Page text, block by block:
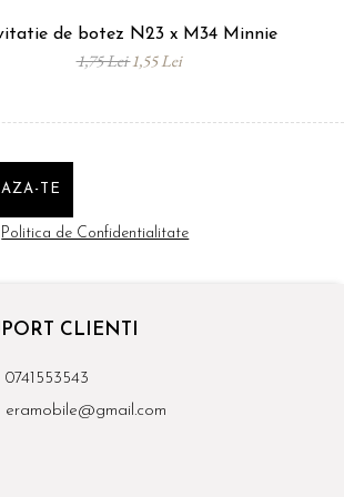
de botez N23 x M34 Minnie
1,75 Lei1,55 Lei
Politica de Confidentialitate
CLIENTI
0741553543
eramobile@gmail.com